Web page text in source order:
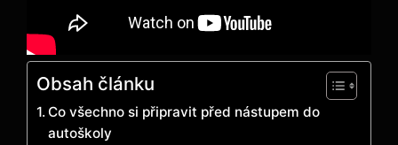
Obsah článku
Co všechno si připravit před nástupem do
autoškoly